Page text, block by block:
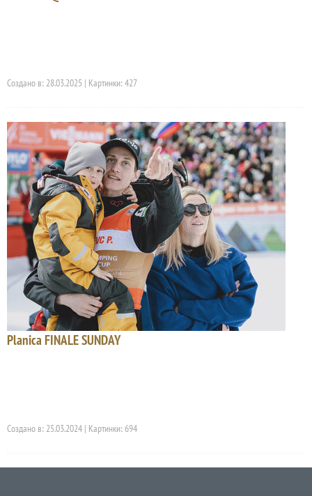
Создано в: 28.03.2025 | Картинки: 427
Planica FINALE SUNDAY
Создано в: 25.03.2024 | Картинки: 694